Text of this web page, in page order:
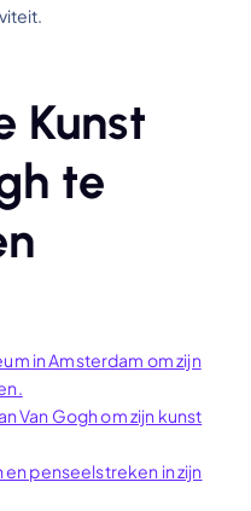
Kunst
te
in Amsterdam om zijn
Van Gogh om zijn kunst
penseelstreken in zijn